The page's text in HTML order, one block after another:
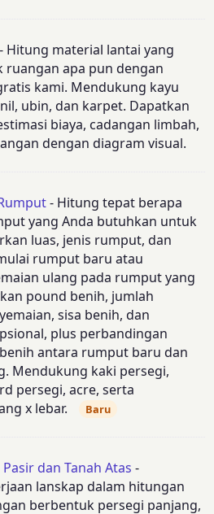
- Hitung material lantai yang
apa pun dengan
kami. Mendukung kayu
ubin, dan karpet. Dapatkan
biaya, cadangan limbah,
dengan diagram visual.
- Hitung tepat berapa
yang Anda butuhkan untuk
luas, jenis rumput, dan
rumput baru atau
ulang pada rumput yang
pound benih, jumlah
sisa benih, dan
plus perbandingan
antara rumput baru dan
Mendukung kaki persegi,
persegi, acre, serta
x lebar.
Baru
dan Tanah Atas -
lanskap dalam hitungan
berbentuk persegi panjang,